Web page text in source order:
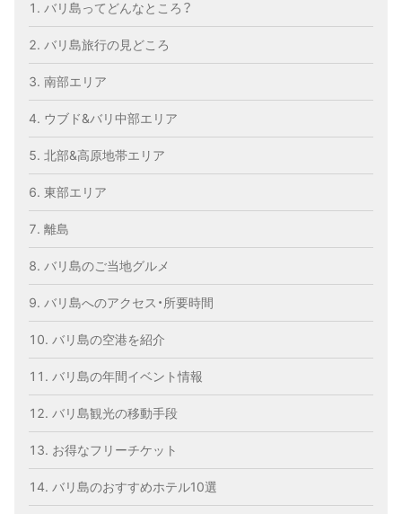
バリ島ってどんなところ？
バリ島旅行の見どころ
南部エリア
ウブド&バリ中部エリア
北部&高原地帯エリア
東部エリア
離島
バリ島のご当地グルメ
バリ島へのアクセス・所要時間
バリ島の空港を紹介
バリ島の年間イベント情報
バリ島観光の移動手段
お得なフリーチケット
バリ島のおすすめホテル10選